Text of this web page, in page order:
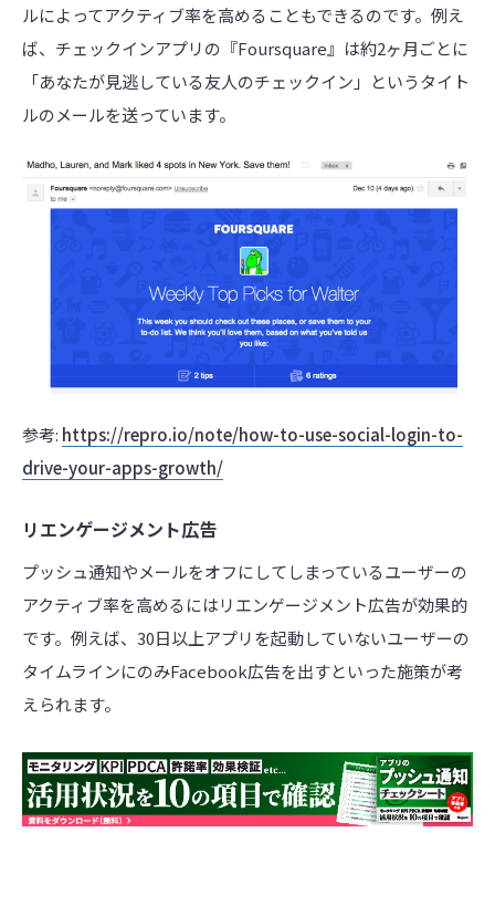
ルによってアクティブ率を高めることもできるのです。例え
ば、チェックインアプリの『Foursquare』は約2ヶ月ごとに
「あなたが見逃している友人のチェックイン」というタイト
ルのメールを送っています。
参考: https://repro.io/note/how-to-use-social-login-to-
drive-your-apps-growth/
リエンゲージメント広告
プッシュ通知やメールをオフにしてしまっているユーザーの
アクティブ率を高めるにはリエンゲージメント広告が効果的
です。例えば、30日以上アプリを起動していないユーザーの
タイムラインにのみFacebook広告を出すといった施策が考
えられます。